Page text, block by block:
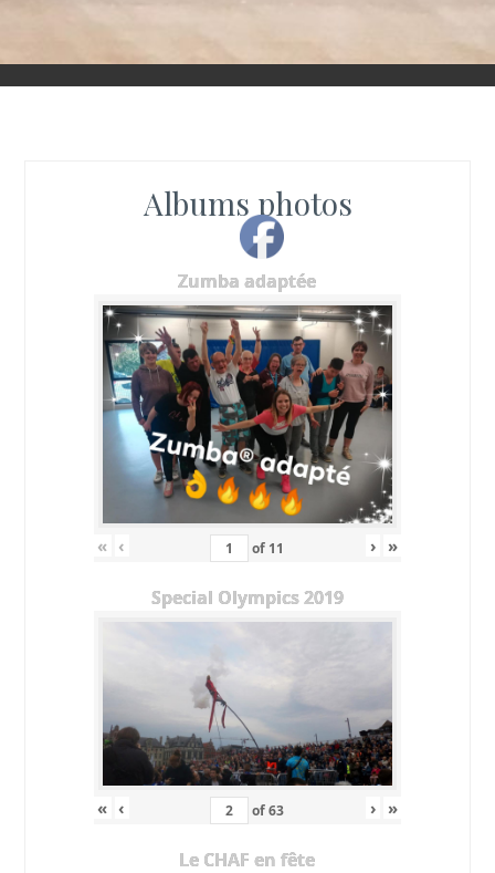
Albums photos
Zumba adaptée
« ‹ of 11 › »
Special Olympics 2019
« ‹ of63 › »
Le CHAF en fête